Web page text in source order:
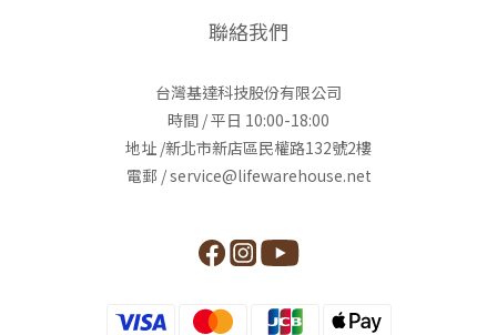
聯絡我們
台灣基達科技股份有限公司
時間 / 平日 10:00-18:00
地址 /新北市新店區民權路132號2樓
電郵 / service@lifewarehouse.net